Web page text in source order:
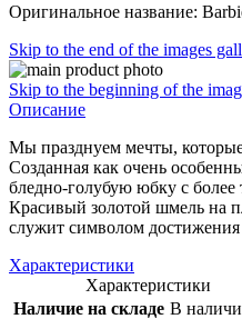
Оригинальное название:
Skip to the end of the images
Skip to the beginning of the
Описание
Мы празднуем мечты,
Созданная как очень
бледно-голубую юбку с
Красивый золотой шмель на
служит символом достижения
Характеристики
Характеристики
Наличие на складе В